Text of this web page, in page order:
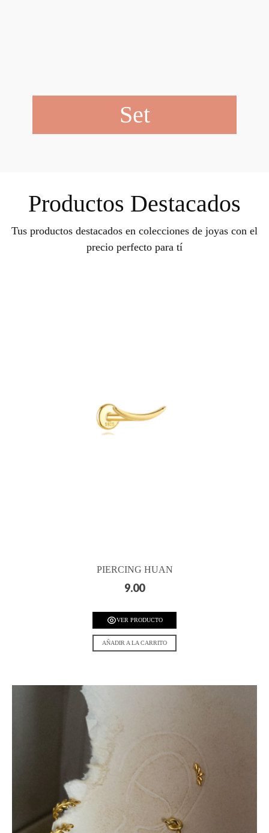
Set
Productos Destacados
Tus productos destacados en colecciones de joyas con el
precio perfecto para tí
PIERCING HUAN
9.00
VER PRODUCTO
AÑADIR A LA CARRITO